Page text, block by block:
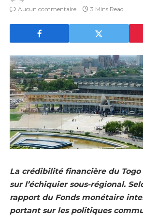
Aucun commentaire
3 Mins Read
La crédibilité financière du Togo
sur l’échiquier sous-régional.
rapport du Fonds monétaire
portant sur les politiques